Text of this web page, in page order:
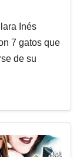
Inés
7 gatos que
de su